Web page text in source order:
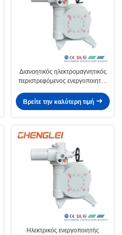
Διανοητικός ηλεκτρομαγνητικός
περιστρεφόμενος ενεργοποιητής
βαλβίδα διαφράγματος
Βρείτε την καλύτερη τιμή
Ηλεκτρικός ενεργοποιητής